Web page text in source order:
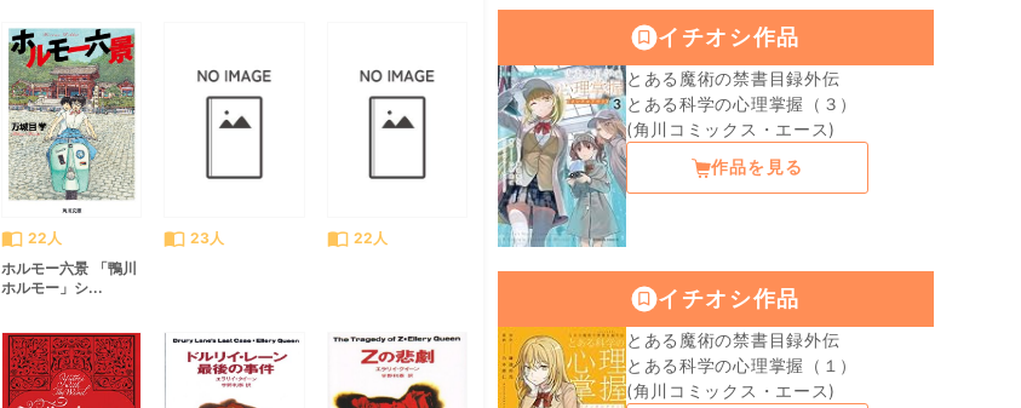
import_contacts 22人
ホルモー六景 「鴨川
ホルモー」シ...
import_contacts 23人 import_contacts 22人
イチオシ作品
とある魔術の禁書目録外伝
とある科学の心理掌握（３）
(角川コミックス・エース)
作品を見る
イチオシ作品
とある魔術の禁書目録外伝
とある科学の心理掌握（１）
(角川コミックス・エース)